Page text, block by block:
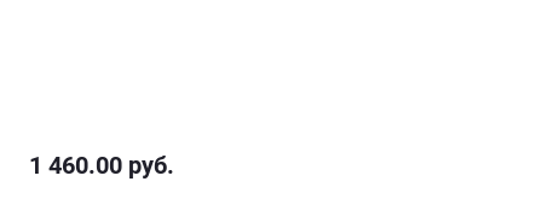
1 460.00 руб.